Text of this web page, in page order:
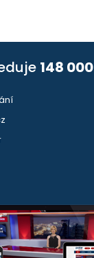
148 000